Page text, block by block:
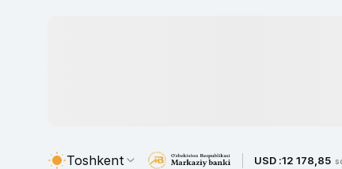
Toshkent USD :12 178,85